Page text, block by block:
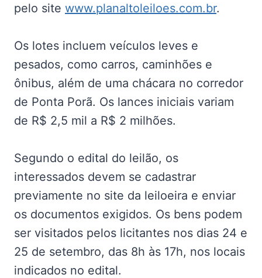
pelo site www.planaltoleiloes.com.br.
Os lotes incluem veículos leves e
pesados, como carros, caminhões e
ônibus, além de uma chácara no corredor
de Ponta Porã. Os lances iniciais variam
de R$ 2,5 mil a R$ 2 milhões.
Segundo o edital do leilão, os
interessados devem se cadastrar
previamente no site da leiloeira e enviar
os documentos exigidos. Os bens podem
ser visitados pelos licitantes nos dias 24 e
25 de setembro, das 8h às 17h, nos locais
indicados no edital.